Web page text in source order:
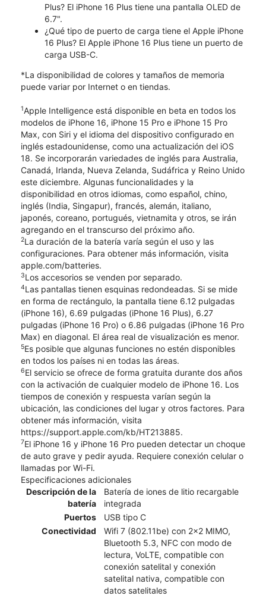
Plus? El iPhone 16 Plus tiene una pantalla OLED de
6.7".
¿Qué tipo de puerto de carga tiene el Apple iPhone
16 Plus? El Apple iPhone 16 Plus tiene un puerto de
carga USB-C.
*La disponibilidad de colores y tamaños de memoria
puede variar por Internet o en tiendas.
1Apple Intelligence está disponible en beta en todos los
modelos de iPhone 16, iPhone 15 Pro e iPhone 15 Pro
Max, con Siri y el idioma del dispositivo configurado en
inglés estadounidense, como una actualización del iOS
18. Se incorporarán variedades de inglés para Australia,
Canadá, Irlanda, Nueva Zelanda, Sudáfrica y Reino Unido
este diciembre. Algunas funcionalidades y la
disponibilidad en otros idiomas, como español, chino,
inglés (India, Singapur), francés, alemán, italiano,
japonés, coreano, portugués, vietnamita y otros, se irán
agregando en el transcurso del próximo año.
2La duración de la batería varía según el uso y las
configuraciones. Para obtener más información, visita
apple.com/batteries.
3Los accesorios se venden por separado.
4Las pantallas tienen esquinas redondeadas. Si se mide
en forma de rectángulo, la pantalla tiene 6.12 pulgadas
(iPhone 16), 6.69 pulgadas (iPhone 16 Plus), 6.27
pulgadas (iPhone 16 Pro) o 6.86 pulgadas (iPhone 16 Pro
Max) en diagonal. El área real de visualización es menor.
5Es posible que algunas funciones no estén disponibles
en todos los países ni en todas las áreas.
6El servicio se ofrece de forma gratuita durante dos años
con la activación de cualquier modelo de iPhone 16. Los
tiempos de conexión y respuesta varían según la
ubicación, las condiciones del lugar y otros factores. Para
obtener más información, visita
https://support.apple.com/kb/HT213885.
7El iPhone 16 y iPhone 16 Pro pueden detectar un choque
de auto grave y pedir ayuda. Requiere conexión celular o
llamadas por Wi-Fi.
Especificaciones adicionales
Descripción de la
batería
Batería de iones de litio recargable
integrada
Puertos
USB tipo C
Conectividad
Wifi 7 (802.11be) con 2x2 MIMO,
Bluetooth 5.3, NFC con modo de
lectura, VoLTE, compatible con
conexión satelital y conexión
satelital nativa, compatible con
datos satelitales